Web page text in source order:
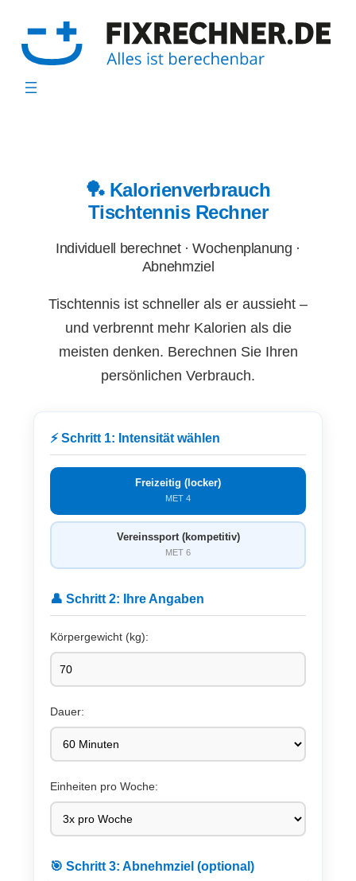
Inhalt
springen
🏓 Kalorienverbrauch
Tischtennis Rechner
Individuell berechnet · Wochenplanung ·
Abnehmziel
Tischtennis ist schneller als er aussieht –
und verbrennt mehr Kalorien als die
meisten denken. Berechnen Sie Ihren
persönlichen Verbrauch.
⚡ Schritt 1: Intensität wählen
Freizeitig (locker)
MET 4
Vereinssport (kompetitiv)
MET 6
👤 Schritt 2: Ihre Angaben
Körpergewicht (kg):
Dauer:
Einheiten pro Woche:
🎯 Schritt 3: Abnehmziel (optional)